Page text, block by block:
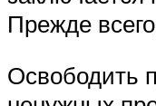
Прежде
Освободить